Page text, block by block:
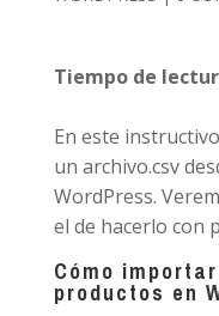
Tiempo de
En este
un archivo.csv
WordPress.
el de hacerlo con
Cómo
productos en